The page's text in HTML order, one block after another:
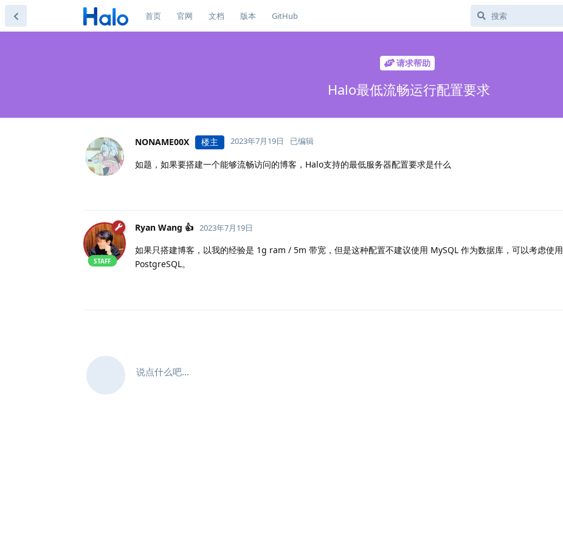
首页 官网 文档 版本 GitHub
请求帮助
Halo最低流畅运行配置要求
NONAME00X 楼主 2023年7月19日 已编辑
如题，如果要搭建一个能够流畅访问的博客，Halo支持的最低服务器配置要求是什么
Ryan Wang 👍
STAFF
2023年7月19日
如果只搭建博客，以我的经验是 1g ram / 5m 带宽，但是这种配置不建议使用 MySQL 作为数据库，可以考虑使用
PostgreSQL。
说点什么吧...